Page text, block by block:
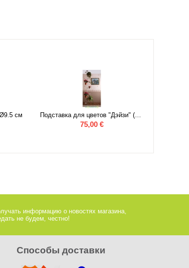
см Подставка для цветов "Дэйзи" (хром)
75,00 €
информацию о новостях магазина,
не будем, честно!
Способы доставки